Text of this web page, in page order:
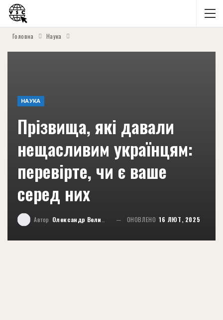
Головна Наука
НАУКА
Прізвища, які давали
нещасливим українцям:
перевірте, чи є ваше
серед них
Автор Олександр Великий ОНОВЛЕНО 16 ЛЮТ, 2025